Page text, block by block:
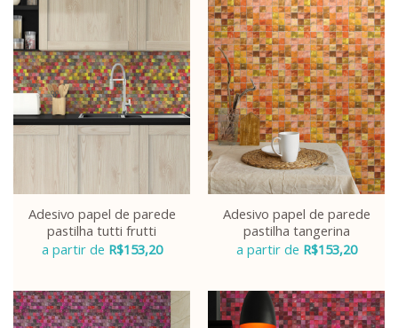
Adesivo papel de parede
pastilha tutti frutti
a partir de R$153,20
Adesivo papel de parede
pastilha tangerina
a partir de R$153,20